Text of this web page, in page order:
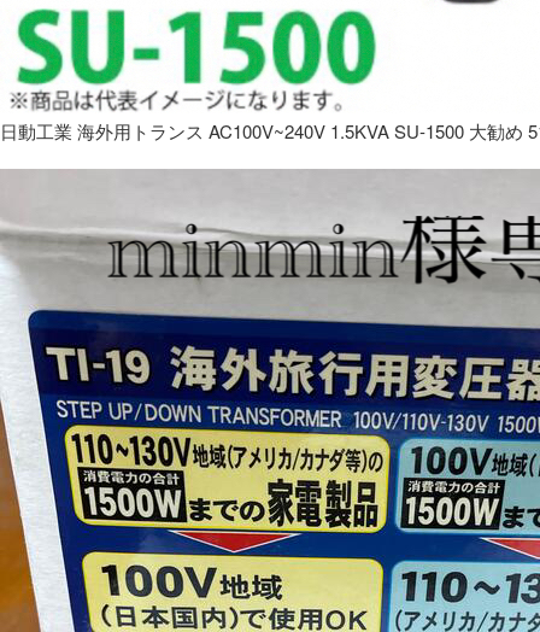
日動工業 海外用トランス AC100V~240V 1.5KVA SU-1500 大勧め